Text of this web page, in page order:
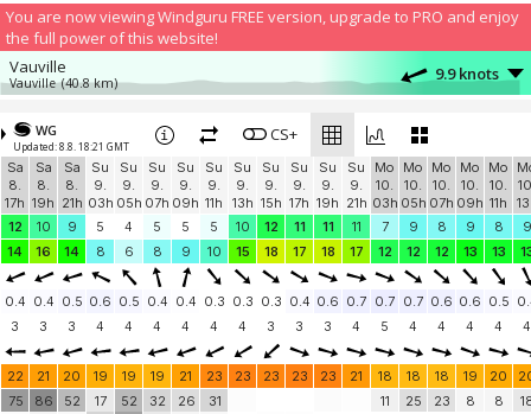
You are now viewing Windguru FREE version, upgrade to PRO and enjoy
the full power of this website!
Vauville
Vauville (40.8 km) 9.9 knots
Vauville, France
Vauville (40.8 km)
Add your station...
WG
Updated: 8.8. 18:21 GMT
CS+
Sa
8.
17h
Sa
8.
19h
Sa
8.
21h
Su
9.
03h
Su
9.
05h
Su
9.
07h
Su
9.
09h
Su
9.
11h
Su
9.
13h
Su
9.
15h
Su
9.
17h
Su
9.
19h
Su
9.
21h
Mo
10.
03h
Mo
10.
05h
Mo
10.
07h
Mo
10.
09h
Mo
10.
11h
12
10 9 5 4 5 5 5 10 12 11 11 11 7 9 8 9 8
9
14
16 14 8 6 8 9 10 15 18 17 18 17 12 12 12 13 13
0.4 0.4 0.5 0.6 0.5 0.4 0.4 0.3 0.3 0.3 0.4 0.6 0.7 0.7 0.7 0.6 0.6 0.5
3
3 3 4 4 4 4 4 4 3 3 3 4 5 4 4 4 4 4
22 21 20 19 19 19 21 23 23 23 23 23 21 18 18 18 19 20
75
86
52
17
52
32
26
31 11 25 23 8 8